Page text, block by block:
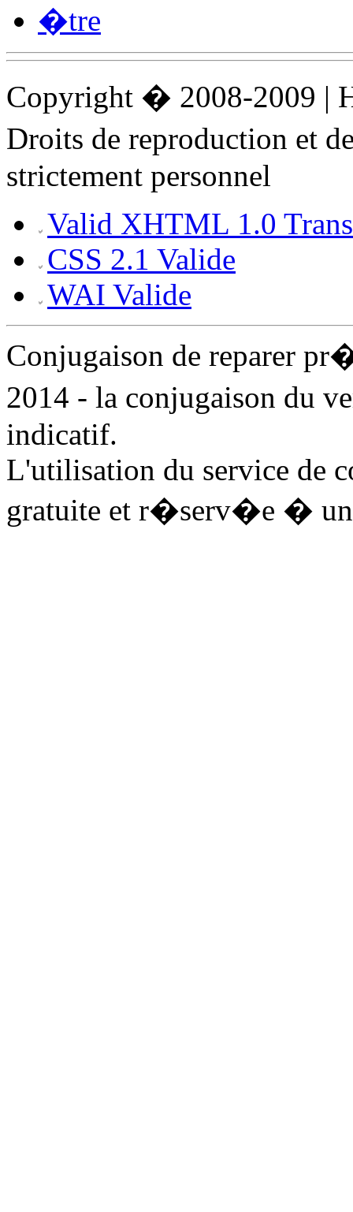
�tre
Copyright � 2008-2009 |
Droits de reproduction et
strictement personnel
Valid XHTML 1.0
CSS 2.1 Valide
WAI Valide
Conjugaison de reparer
2014 - la conjugaison du
indicatif.
L'utilisation du service de
gratuite et r�serv�e � un